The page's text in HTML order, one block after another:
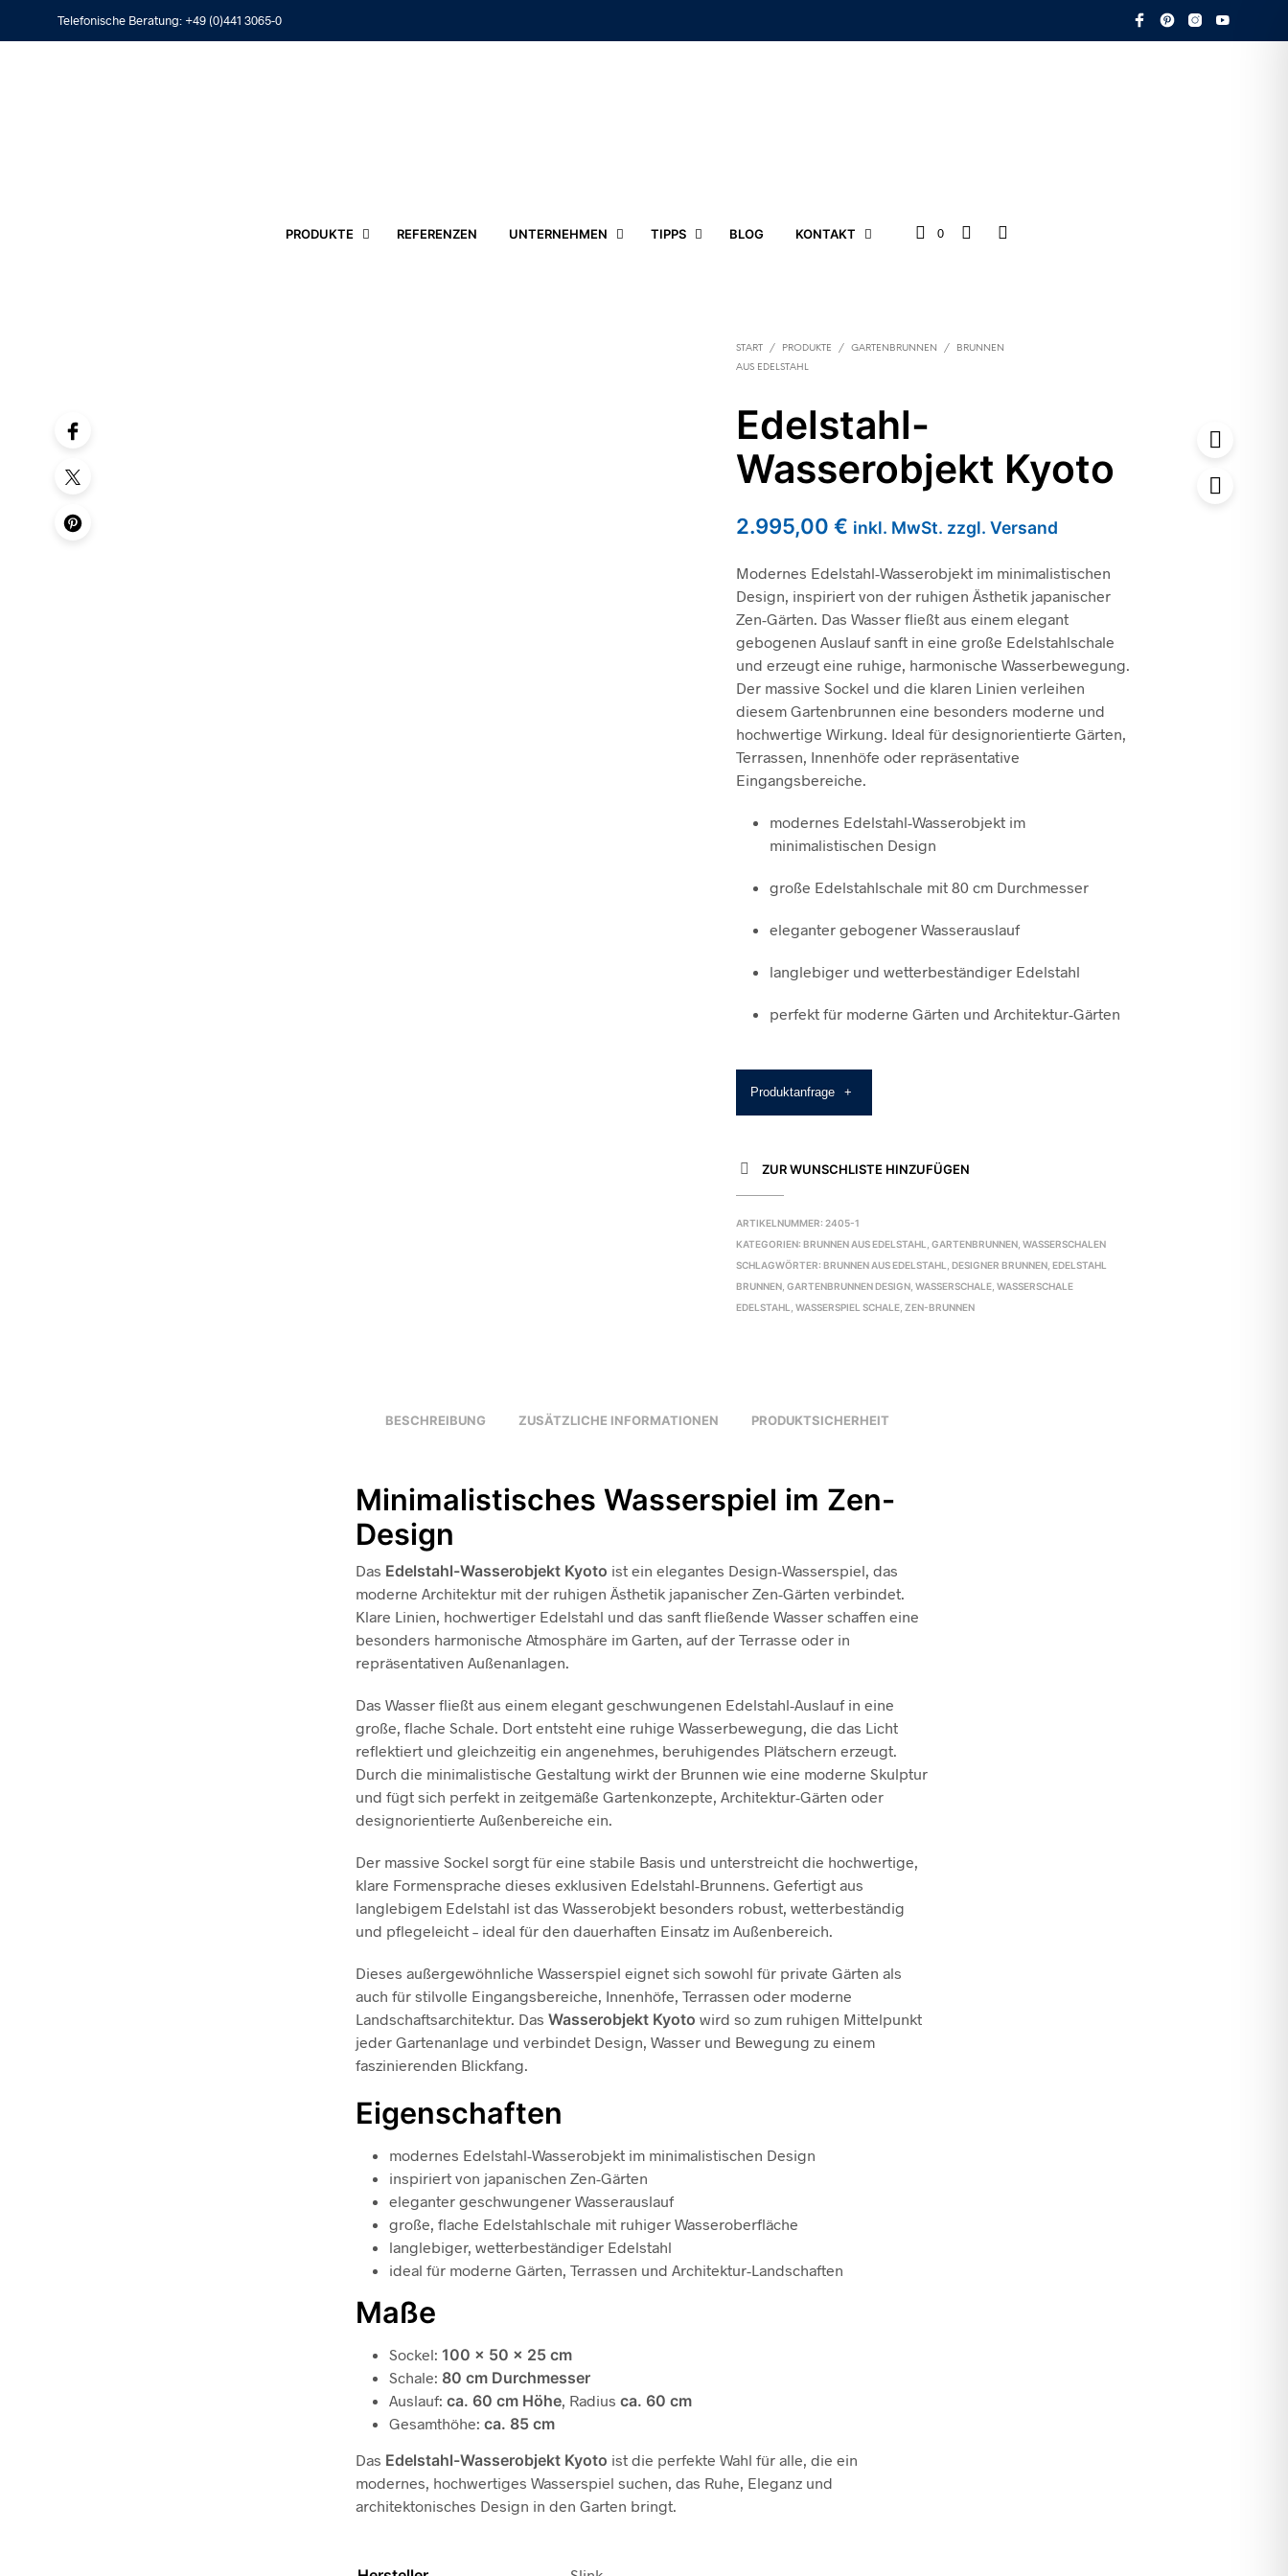
Telefonische Beratung: +49 (0)441 3065-0
PRODUKTE REFERENZEN UNTERNEHMEN TIPPS BLOG KONTAKT 0
START / PRODUKTE / GARTENBRUNNEN /
BRUNNEN
AUS EDELSTAHL
Edelstahl-
Wasserobjekt Kyoto
2.995,00€ inkl. MwSt. zzgl. Versand
Modernes Edelstahl-Wasserobjekt im minimalistischen
Design, inspiriert von der ruhigen Ästhetik japanischer
Zen-Gärten. Das Wasser fließt aus einem elegant
gebogenen Auslauf sanft in eine große Edelstahlschale
und erzeugt eine ruhige, harmonische Wasserbewegung.
Der massive Sockel und die klaren Linien verleihen
diesem Gartenbrunnen eine besonders moderne und
hochwertige Wirkung. Ideal für designorientierte Gärten,
Terrassen, Innenhöfe oder repräsentative
Eingangsbereiche.
modernes Edelstahl-Wasserobjekt im
minimalistischen Design
große Edelstahlschale mit 80 cm Durchmesser
eleganter gebogener Wasserauslauf
langlebiger und wetterbeständiger Edelstahl
perfekt für moderne Gärten und Architektur-Gärten
Produktanfrage +
ZUR WUNSCHLISTE HINZUFÜGEN
ARTIKELNUMMER:2405-1
KATEGORIEN:BRUNNEN AUS EDELSTAHL ,GARTENBRUNNEN ,WASSERSCHALEN
SCHLAGWÖRTER:BRUNNEN AUS EDELSTAHL ,DESIGNER BRUNNEN ,EDELSTAHL
BRUNNEN ,GARTENBRUNNEN DESIGN ,WASSERSCHALE ,WASSERSCHALE
EDELSTAHL
,WASSERSPIEL SCHALE ,ZEN-BRUNNEN
BESCHREIBUNG ZUSÄTZLICHE INFORMATIONEN PRODUKTSICHERHEIT
Minimalistisches Wasserspiel im Zen-
Design
Das Edelstahl-Wasserobjekt Kyoto ist ein elegantes Design-Wasserspiel, das
moderne Architektur mit der ruhigen Ästhetik japanischer Zen-Gärten verbindet.
Klare Linien, hochwertiger Edelstahl und das sanft fließende Wasser schaffen eine
besonders harmonische Atmosphäre im Garten, auf der Terrasse oder in
repräsentativen Außenanlagen.
Das Wasser fließt aus einem elegant geschwungenen Edelstahl-Auslauf in eine
große, flache Schale. Dort entsteht eine ruhige Wasserbewegung, die das Licht
reflektiert und gleichzeitig ein angenehmes, beruhigendes Plätschern erzeugt.
Durch die minimalistische Gestaltung wirkt der Brunnen wie eine moderne Skulptur
und fügt sich perfekt in zeitgemäße Gartenkonzepte, Architektur-Gärten oder
designorientierte Außenbereiche ein.
Der massive Sockel sorgt für eine stabile Basis und unterstreicht die hochwertige,
klare Formensprache dieses exklusiven Edelstahl-Brunnens. Gefertigt aus
langlebigem Edelstahl ist das Wasserobjekt besonders robust, wetterbeständig
und pflegeleicht – ideal für den dauerhaften Einsatz im Außenbereich.
Dieses außergewöhnliche Wasserspiel eignet sich sowohl für private Gärten als
auch für stilvolle Eingangsbereiche, Innenhöfe, Terrassen oder moderne
Landschaftsarchitektur. Das Wasserobjekt Kyoto wird so zum ruhigen Mittelpunkt
jeder Gartenanlage und verbindet Design, Wasser und Bewegung zu einem
faszinierenden Blickfang.
Eigenschaften
modernes Edelstahl-Wasserobjekt im minimalistischen Design
inspiriert von japanischen Zen-Gärten
eleganter geschwungener Wasserauslauf
große, flache Edelstahlschale mit ruhiger Wasseroberfläche
langlebiger, wetterbeständiger Edelstahl
ideal für moderne Gärten, Terrassen und Architektur-Landschaften
Maße
Sockel: 100 × 50 × 25 cm
Schale: 80 cm Durchmesser
Auslauf: ca. 60 cm Höhe , Radius ca. 60 cm
Gesamthöhe: ca. 85 cm
Das Edelstahl-Wasserobjekt Kyoto ist die perfekte Wahl für alle, die ein
modernes, hochwertiges Wasserspiel suchen, das Ruhe, Eleganz und
architektonisches Design in den Garten bringt.